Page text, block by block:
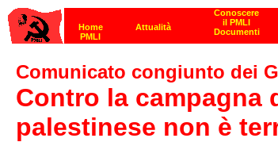
Comunicato congiunto dei
Contro la campagna
palestinese non è